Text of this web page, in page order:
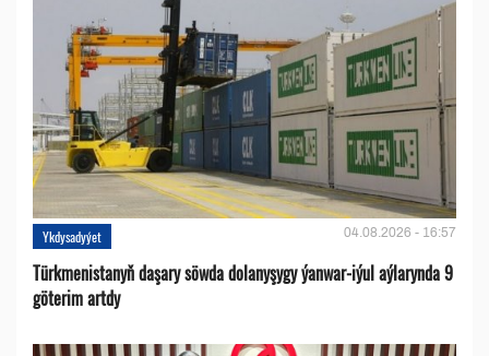
Ykdysadyýet 04.08.2026 - 16:57
Türkmenistanyň daşary söwda dolanyşygy ýanwar-iýul aýlarynda 9
göterim artdy